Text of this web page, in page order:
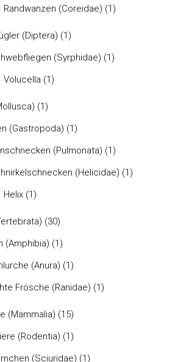
Randwanzen (Coreidae) (1)
(Diptera) (1)
(Syrphidae) (1)
Volucella (1)
(1)
(Gastropoda) (1)
(Pulmonata) (1)
(Helicidae) (1)
Helix (1)
(30)
(Amphibia) (1)
(Anura) (1)
Frösche (Ranidae) (1)
(Mammalia) (15)
(Rodentia) (1)
(Sciuridae) (1)